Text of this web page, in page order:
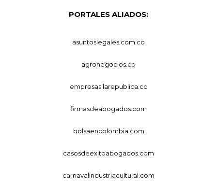
PORTALES ALIADOS:
asuntoslegales.com.co
agronegocios.co
empresas.larepublica.co
firmasdeabogados.com
bolsaencolombia.com
casosdeexitoabogados.com
carnavalindustriacultural.com